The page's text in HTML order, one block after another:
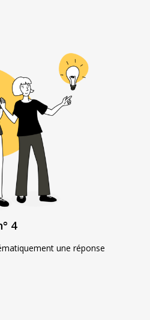
4
une réponse